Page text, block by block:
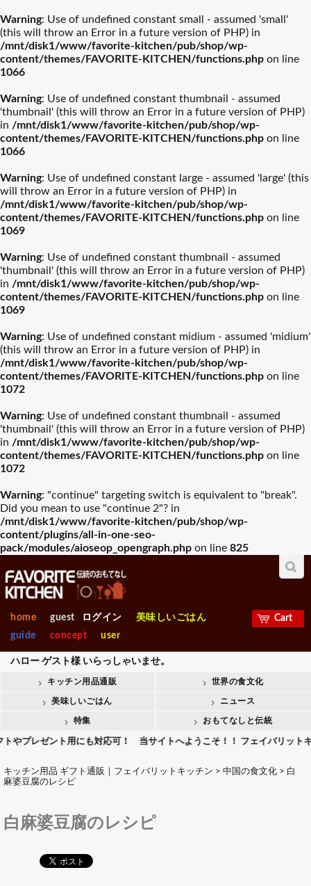
Warning: Use of undefined constant small - assumed 'small'
(this will throw an Error in a future version of PHP) in
/mnt/disk1/www/favorite-kitchen/pub/shop/wp-
content/themes/FAVORITE-KITCHEN/functions.php on line
1066
Warning: Use of undefined constant thumbnail - assumed
'thumbnail' (this will throw an Error in a future version of PHP)
in /mnt/disk1/www/favorite-kitchen/pub/shop/wp-
content/themes/FAVORITE-KITCHEN/functions.php on line
1066
Warning: Use of undefined constant large - assumed 'large' (this
will throw an Error in a future version of PHP) in
/mnt/disk1/www/favorite-kitchen/pub/shop/wp-
content/themes/FAVORITE-KITCHEN/functions.php on line
1069
Warning: Use of undefined constant thumbnail - assumed
'thumbnail' (this will throw an Error in a future version of PHP)
in /mnt/disk1/www/favorite-kitchen/pub/shop/wp-
content/themes/FAVORITE-KITCHEN/functions.php on line
1069
Warning: Use of undefined constant midium - assumed 'midium'
(this will throw an Error in a future version of PHP) in
/mnt/disk1/www/favorite-kitchen/pub/shop/wp-
content/themes/FAVORITE-KITCHEN/functions.php on line
1072
Warning: Use of undefined constant thumbnail - assumed
'thumbnail' (this will throw an Error in a future version of PHP)
in /mnt/disk1/www/favorite-kitchen/pub/shop/wp-
content/themes/FAVORITE-KITCHEN/functions.php on line
1072
Warning: "continue" targeting switch is equivalent to "break".
Did you mean to use "continue 2"? in
/mnt/disk1/www/favorite-kitchen/pub/shop/wp-
content/plugins/all-in-one-seo-
pack/modules/aioseop_opengraph.php on line 825
home guest ログイン
美味しいごはん
guide
concept user
ハロー ゲスト様いらっしゃいませ。
Cart
キッチン用品通販 世界の食文化
美味しいごはん ニュース
特集 おもてなしと伝統
ゼント用にも対応可！ 当サイトへようこそ！！ フェイバリットキッ
キッチン用品 ギフト通販｜フェイバリットキッチン > 中国の食文化 > 白
麻婆豆腐のレシピ
白麻婆豆腐のレシピ